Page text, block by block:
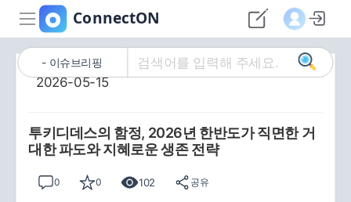
이슈브리핑
2026-05-15
투키디데스의 함정, 2026년 한반도가 직면한 거
대한 파도와 지혜로운 생존 전략
0 0 102 공유